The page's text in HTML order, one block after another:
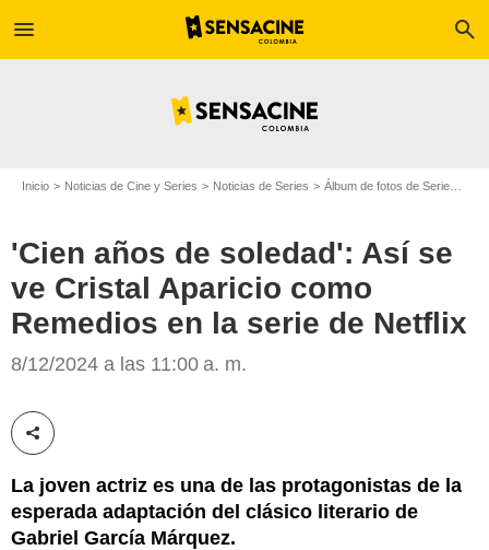
menu search
Inicio Noticias de Cine y Series Noticias de Series Álbum de fotos de Serie
'Cien años de soledad': Así se
ve Cristal Aparicio como
Remedios en la serie de Netflix
8/12/2024 a las 11:00 a. m.
Compartir esta noticia
La joven actriz es una de las protagonistas de la
esperada adaptación del clásico literario de
Gabriel García Márquez.
Netflix